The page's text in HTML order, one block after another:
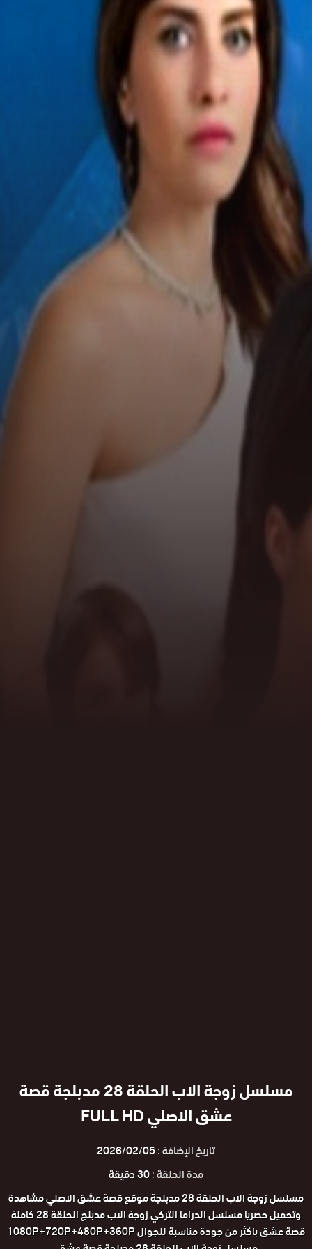
مسلسل زوجة الاب الحلقة 28 مدبلجة قصة
عشق الاصلي FULL HD
تاريخ الإضافة :2026/02/05
مدة الحلقة :30 دقيقة
مسلسل زوجة الاب الحلقة 28 مدبلجة موقع قصة عشق الاصلي مشاهدة
وتحميل حصريا مسلسل الدراما التركي زوجة الاب مدبلج الحلقة 28 كاملة
قصة عشق باكثر من جودة مناسبة للجوال 1080P+720P+480P+360P